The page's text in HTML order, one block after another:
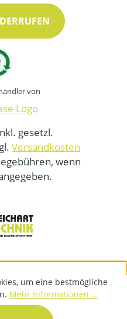
von
gesetzl.
Versandkosten
wenn
um eine bestmögliche
Mehr Informationen ...